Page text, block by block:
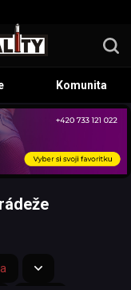
Komunita